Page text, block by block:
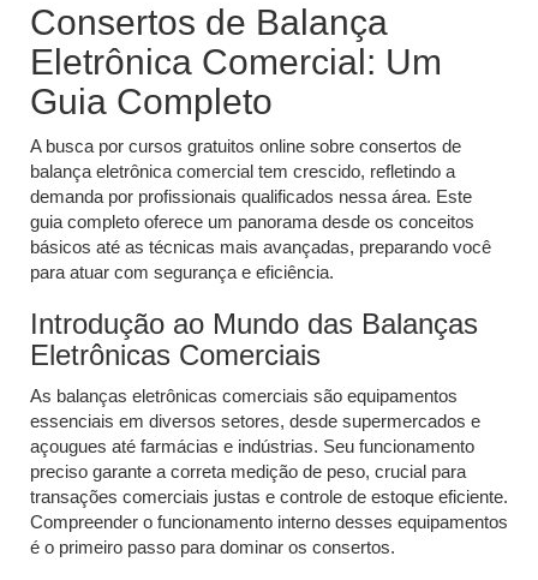
Consertos de Balança
Eletrônica Comercial: Um
Guia Completo
A busca por cursos gratuitos online sobre consertos de
balança eletrônica comercial tem crescido, refletindo a
demanda por profissionais qualificados nessa área. Este
guia completo oferece um panorama desde os conceitos
básicos até as técnicas mais avançadas, preparando você
para atuar com segurança e eficiência.
Introdução ao Mundo das Balanças
Eletrônicas Comerciais
As balanças eletrônicas comerciais são equipamentos
essenciais em diversos setores, desde supermercados e
açougues até farmácias e indústrias. Seu funcionamento
preciso garante a correta medição de peso, crucial para
transações comerciais justas e controle de estoque eficiente.
Compreender o funcionamento interno desses equipamentos
é o primeiro passo para dominar os consertos.